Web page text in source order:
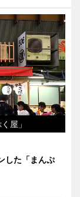
屋」
した「まんぷ